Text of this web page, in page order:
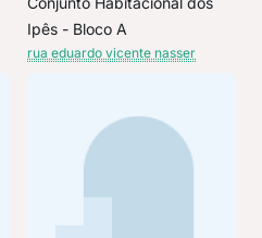
Ipês - Bloco A
rua eduardo vicente nasser